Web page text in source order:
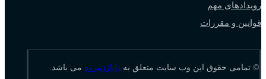
رویدادهای مهم
قوانین و مقررات
© تمامی حقوق این وب سایت متعلق به داناژن‌پژوه می باشد.